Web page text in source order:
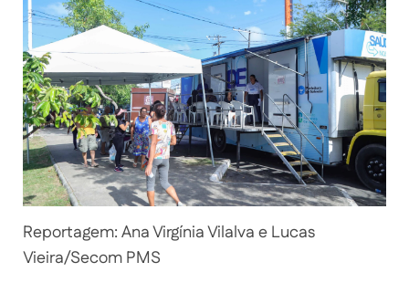
Reportagem: Ana Virgínia Vilalva e Lucas
Vieira/Secom PMS